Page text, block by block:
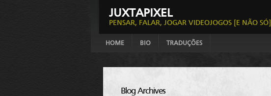
JUXTAPIXEL
PENSAR, FALAR, JOGAR VIDEOJOGOS [E NÃO SÓ]
HOME BIO TRADUÇÕES
Blog Archives